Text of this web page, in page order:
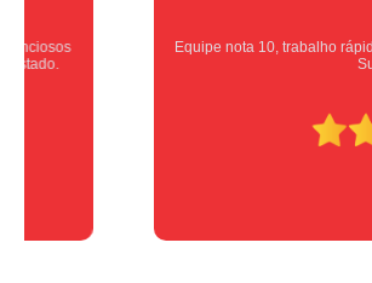
Equipe nota 10, trabalho rápido com excelência ,